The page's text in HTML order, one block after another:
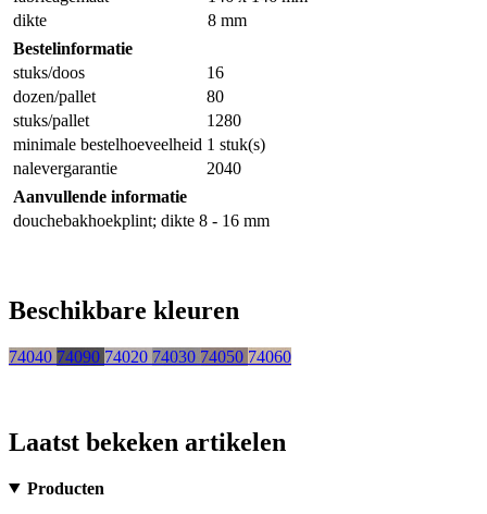
dikte
8 mm
Bestelinformatie
stuks/doos
16
dozen/pallet
80
stuks/pallet
1280
minimale bestelhoeveelheid 1 stuk(s)
nalevergarantie
2040
Aanvullende informatie
douchebakhoekplint; dikte 8 - 16 mm
Beschikbare kleuren
74040 74090 74020 74030 74050 74060
Laatst bekeken artikelen
Producten